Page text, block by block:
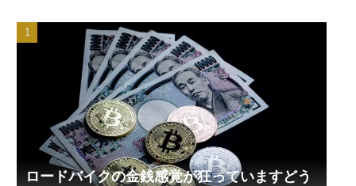
ロードバイクの金銭感覚が狂っていますどう